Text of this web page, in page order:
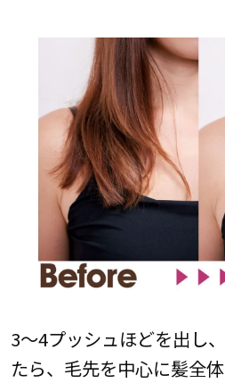
3〜4プッシュほどを出し
たら、毛先を中心に髪全